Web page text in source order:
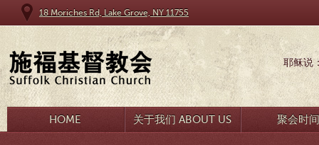
18 Moriches Rd, Lake Grove, NY 11755
耶稣说
HOME 关于我们 ABOUT US 聚会时